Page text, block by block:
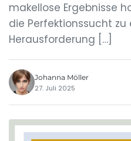
makellose Ergebnisse
die Perfektionssucht
Herausforderung […]
Johanna Möller
27. Juli 2025